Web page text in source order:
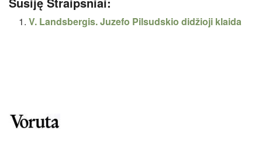
V. Landsbergis. Juzefo Pilsudskio didžioji klaida